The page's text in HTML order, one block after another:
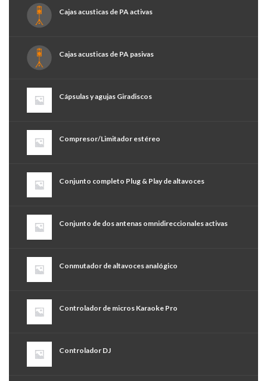
Cajas acusticas de PA activas
Cajas acusticas de PA pasivas
Cápsulas y agujas Giradiscos
Compresor/Limitador estéreo
Conjunto completo Plug & Play de altavoces
Conjunto de dos antenas omnidireccionales activas
Conmutador de altavoces analógico
Controlador de micros Karaoke Pro
Controlador DJ